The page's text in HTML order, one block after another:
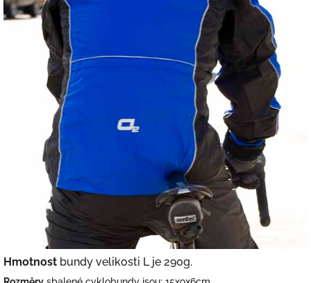
Hmotnost bundy velikosti L je 290g.